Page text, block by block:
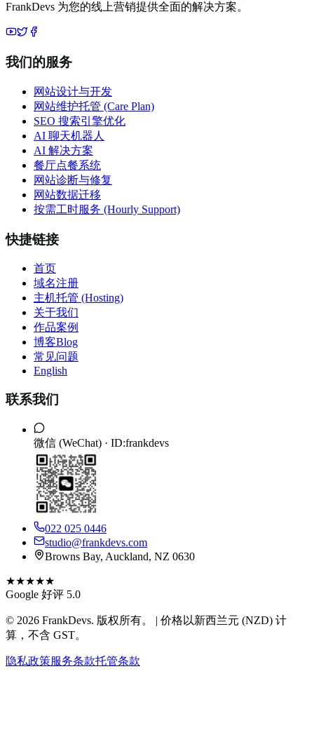
FrankDevs 为您的线上营销提供全面的解决方案。
我们的服务
网站设计与开发
网站维护托管 (Care Plan)
SEO 搜索引擎优化
AI 聊天机器人
AI 解决方案
餐厅点餐系统
网站诊断与修复
网站数据迁移
按需工时服务 (Hourly Support)
快捷链接
首页
域名注册
主机托管 (Hosting)
关于我们
作品案例
博客Blog
常见问题
English
联系我们
微信 (WeChat) · ID:frankdevs
022 025 0446
studio@frankdevs.com
Browns Bay, Auckland, NZ 0630
★★★★★
Google 好评 5.0
© 2026 FrankDevs. 版权所有。 | 价格以新西兰元 (NZD) 计
算，不含 GST。
隐私政策服务条款托管条款